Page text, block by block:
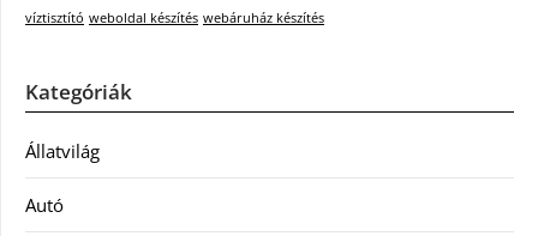
víztisztító weboldal készítés webáruház készítés
Kategóriák
Állatvilág
Autó